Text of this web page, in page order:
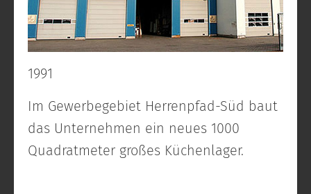
1991
Im Gewerbegebiet Herrenpfad-Süd baut
das Unternehmen ein neues 1000
Quadratmeter großes Küchenlager.